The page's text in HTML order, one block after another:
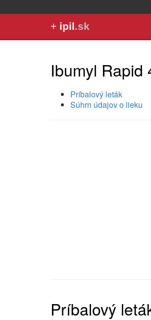
+ ipil.sk
Ibumyl Rapid
Príbalový leták
Súhrn údajov o lieku
Príbalový